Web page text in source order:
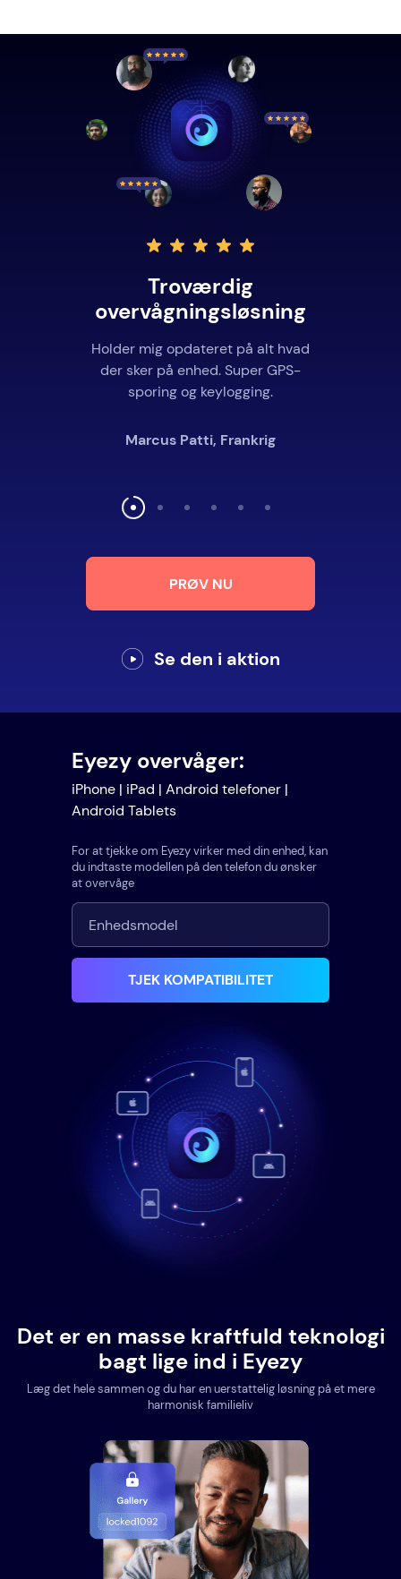
Troværdig
overvågningsløsning
Holder mig opdateret på alt hvad
der sker på enhed. Super GPS-
sporing og keylogging.
Marcus Patti, Frankrig
Lader dig faktisk se
alting
Eyezy er virkelig alsidig og tilbyder
mere end de andre apps jeg
tjekkede ud.
Tony Stevenson, USA
PRØV NU
Se den i aktion
Eyezy overvåger:
iPhone | iPad | Android telefoner |
Android Tablets
For at tjekke om Eyezy virker med din enhed, kan
du indtaste modellen på den telefon du ønsker
at overvåge
TJEK KOMPATIBILITET
Det er en masse kraftfuld teknologi
bagt lige ind i Eyezy
Læg det hele sammen og du har en uerstattelig løsning på et mere
harmonisk familieliv